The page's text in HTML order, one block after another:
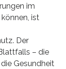
im
ist
Der
– die
Gesundheit